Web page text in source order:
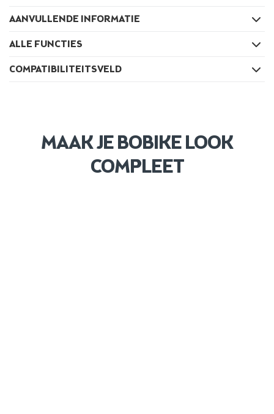
AANVULLENDE INFORMATIE
ALLE FUNCTIES
COMPATIBILITEITSVELD
MAAK JE BOBIKE LOOK
COMPLEET